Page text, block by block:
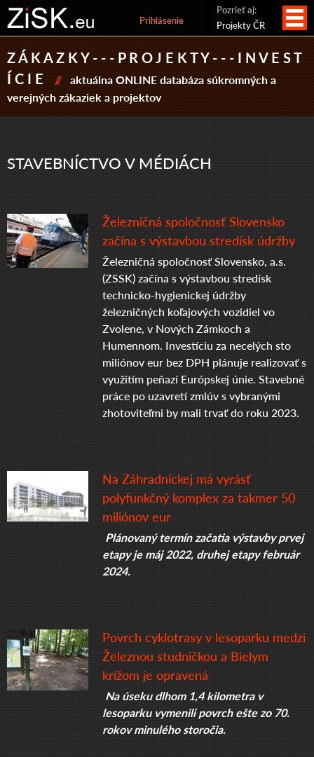
Pozrieť aj:
Projekty ČR
Prihlásenie
Z Á K A Z K Y - - - P R O J E K T Y - - - I N V E S T
Í C I E
// aktuálna ONLINE databáza súkromných a
verejných zákaziek a projektov
STAVEBNÍCTVO V MÉDIÁCH
Železničná spoločnosť Slovensko
začína s výstavbou stredísk údržby
Železničná spoločnosť Slovensko, a.s.
(ZSSK) začína s výstavbou stredísk
technicko-hygienickej údržby
železničných koľajových vozidiel vo
Zvolene, v Nových Zámkoch a
Humennom. Investíciu za necelých sto
miliónov eur bez DPH plánuje realizovať s
využitím peňazí Európskej únie. Stavebné
práce po uzavretí zmlúv s vybranými
zhotoviteľmi by mali trvať do roku 2023.
Na Záhradníckej má vyrásť
polyfunkčný komplex za takmer 50
miliónov eur
Plánovaný termín začatia výstavby prvej
etapy je máj 2022, druhej etapy február
2024.
Povrch cyklotrasy v lesoparku medzi
Železnou studničkou a Bielym
krížom je opravená
Na úseku dlhom 1,4 kilometra v
lesoparku vymenili povrch ešte zo 70.
rokov minulého storočia.